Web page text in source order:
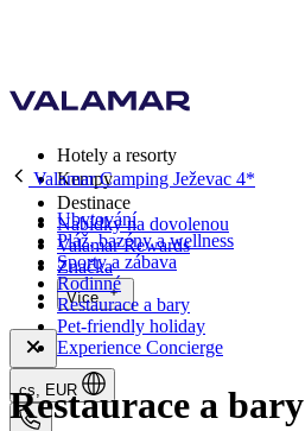
Hotely a resorty
Kempy
Destinace
Nabídky na dovolenou
Valamar Rewards
Značka
Více
cs, EUR
Valamar Camping Ježevac 4*
Ubytování
Pláž, bazény a wellness
Sporty a zábava
Rodinné
Restaurace a bary
Pet-friendly holiday
Experience Concierge
Restaurace a bary